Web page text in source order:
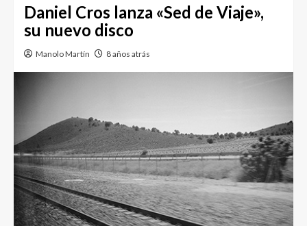
Daniel Cros lanza «Sed de Viaje»,
su nuevo disco
Manolo Martín 8 años atrás